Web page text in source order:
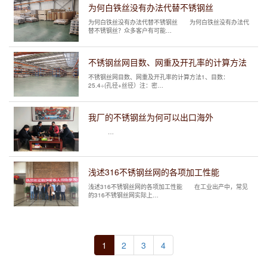
为何白铁丝没有办法代替不锈钢丝
为何白铁丝没有办法代替不锈钢丝 为何白铁丝没有办法代
替不锈钢丝？众多客户有可能…
不锈钢丝网目数、网重及开孔率的计算方法
不锈钢丝网目数、网重及开孔率的计算方法1、目数：
25.4÷(孔径+丝径）注：密…
我厂的不锈钢丝为何可以出口海外
…
浅述316不锈钢丝网的各项加工性能
浅述316不锈钢丝网的各项加工性能 在工业出产中，常见
的316不锈钢丝网实际上…
1 2 3 4